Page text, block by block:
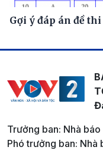
Gợi ý đáp án đề
Trưởng ban: Nhà báo
Phó trưởng ban: Nhà